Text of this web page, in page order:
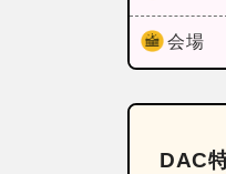
会場
DAC